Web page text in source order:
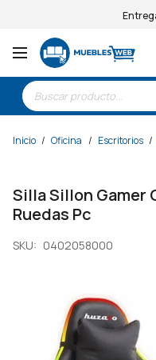
Búsqueda
de
productos
Inicio / Oficina / Escritorios /
Silla Sillon Gamer
Ruedas Pc
SKU: 0402058000